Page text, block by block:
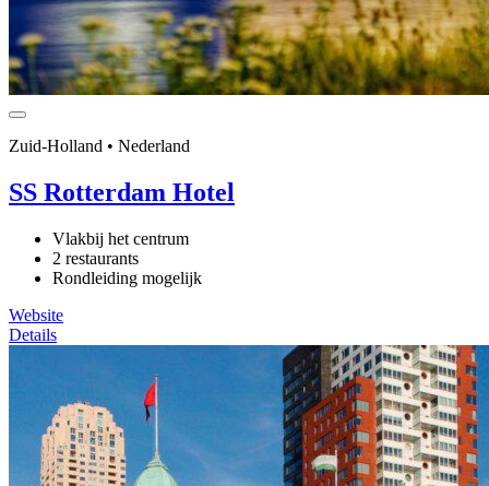
Zuid-Holland • Nederland
SS Rotterdam Hotel
Vlakbij het centrum
2 restaurants
Rondleiding mogelijk
Website
Details